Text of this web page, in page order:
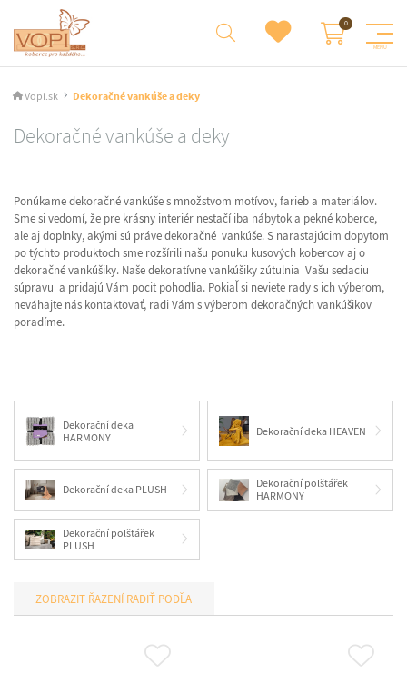
Vopi.sk Dekoračné vankúše a deky
Dekoračné vankúše a deky
Ponúkame dekoračné vankúše s množstvom motívov, farieb a materiálov.
Sme si vedomí, že pre krásny interiér nestačí iba nábytok a pekné koberce,
ale aj doplnky, akými sú práve dekoračné vankúše. S narastajúcim dopytom
po týchto produktoch sme rozšírili našu ponuku kusových kobercov aj o
dekoračné vankúšiky. Naše dekoratívne vankúšiky zútulnia Vašu sedaciu
súpravu a pridajú Vám pocit pohodlia. Pokiaľ si neviete rady s ich výberom,
neváhajte nás kontaktovať, radi Vám s výberom dekoračných vankúšikov
poradíme.
Dekorační deka
HARMONY
Dekorační deka HEAVEN
Dekorační deka PLUSH
Dekorační polštářek
HARMONY
Dekorační polštářek
PLUSH
RADIŤ PODĽA